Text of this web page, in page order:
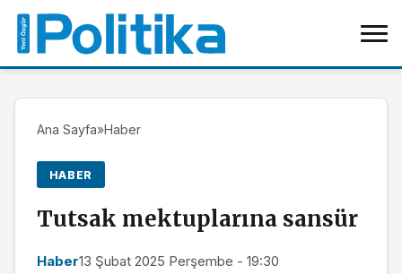
Ana Sayfa»Haber
HABER
Tutsak mektuplarına sansür
Haber13 Şubat 2025 Perşembe - 19:30